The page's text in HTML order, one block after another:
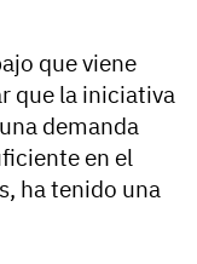
que viene
que la iniciativa
demanda
en el
ha tenido una